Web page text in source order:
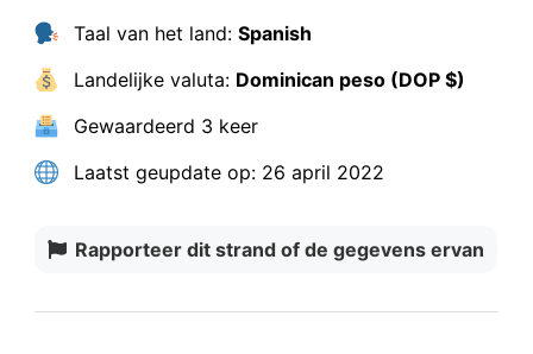
Taal van het land: Spanish
Landelijke valuta: Dominican peso (DOP $)
Gewaardeerd 3 keer
Laatst geupdate op:26 april 2022
Rapporteer dit strand of de gegevens ervan